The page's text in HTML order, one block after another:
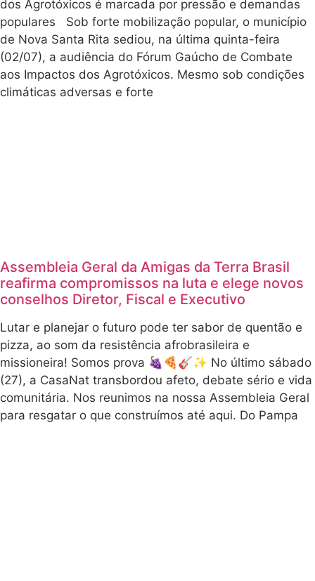
dos Agrotóxicos é marcada por pressão e demandas
populares Sob forte mobilização popular, o município
de Nova Santa Rita sediou, na última quinta-feira
(02/07), a audiência do Fórum Gaúcho de Combate
aos Impactos dos Agrotóxicos. Mesmo sob condições
climáticas adversas e forte
Assembleia Geral da Amigas da Terra Brasil
reafirma compromissos na luta e elege novos
conselhos Diretor, Fiscal e Executivo
Lutar e planejar o futuro pode ter sabor de quentão e
pizza, ao som da resistência afrobrasileira e
missioneira! Somos prova 🍇🍕🎸✨ No último sábado
(27), a CasaNat transbordou afeto, debate sério e vida
comunitária. Nos reunimos na nossa Assembleia Geral
para resgatar o que construímos até aqui. Do Pampa